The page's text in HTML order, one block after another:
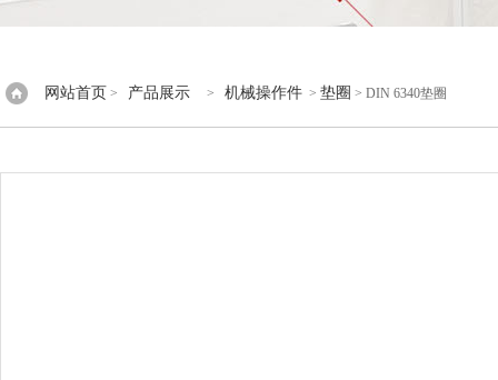
网站首页 > 产品展示 > 机械操作件 > 垫圈 > DIN 6340垫圈